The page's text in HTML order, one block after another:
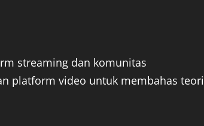
streaming dan komunitas
platform video untuk membahas